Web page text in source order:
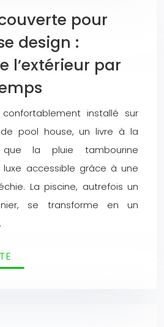
pour
design :
l’extérieur par
confortablement installé sur
pool house, un livre à la
la pluie tambourine
luxe accessible grâce à une
La piscine, autrefois un
se transforme en un